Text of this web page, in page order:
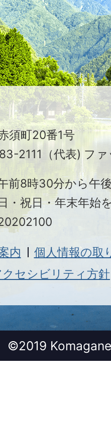
須町20番1号
2111（代表) フ
前8時30分から午
・祝日・年末年始
内
個人情報の取
セシビリティ方針
©2019